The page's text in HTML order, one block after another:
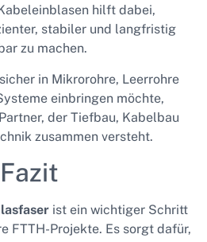
hilft dabei,
stabiler und langfristig
zu machen.
in Mikrorohre, Leerrohre
einbringen möchte,
der Tiefbau, Kabelbau
zusammen versteht.
Fazit
ist ein wichtiger Schritt
FTTH-Projekte. Es sorgt dafür,